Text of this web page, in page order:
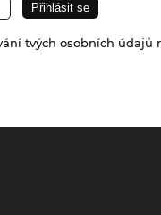
tvých osobních údajů